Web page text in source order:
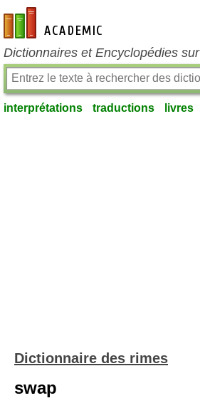
fr-academic.com
Dictionnaires et Encyclopédies
interprétations traductions livres
Dictionnaire des rimes
swap